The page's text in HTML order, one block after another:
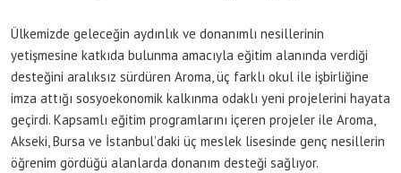
Ülkemizde geleceğin aydınlık ve donanımlı nesillerinin
yetişmesine katkıda bulunma amacıyla eğitim alanında verdiği
desteğini aralıksız sürdüren Aroma, üç farklı okul ile işbirliğine
imza attığı sosyoekonomik kalkınma odaklı yeni projelerini hayata
geçirdi. Kapsamlı eğitim programlarını içeren projeler ile Aroma,
Akseki, Bursa ve İstanbul’daki üç meslek lisesinde genç nesillerin
öğrenim gördüğü alanlarda donanım desteği sağlıyor.